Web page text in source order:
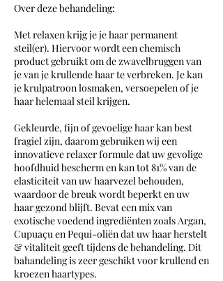
Over deze behandeling:
Met relaxen krijg je je haar permanent
steil(er). Hiervoor wordt een chemisch
product gebruikt om de zwavelbruggen van
je van je krullende haar te verbreken. Je kan
je krulpatroon losmaken, versoepelen of je
haar helemaal steil krijgen.
Gekleurde, fijn of gevoelige haar kan best
fragiel zijn, daarom gebruiken wij een
innovatieve relaxer formule dat uw gevolige
hoofdhuid bescherm en kan tot 81% van de
elasticiteit van uw haarvezel behouden,
waardoor de breuk wordt beperkt en uw
haar gezond blijft. Bevat een mix van
exotische voedend ingrediënten zoals Argan,
Cupuaçu en Pequi-oliën dat uw haar herstelt
& vitaliteit geeft tijdens de behandeling. Dit
bahandeling is zeer geschikt voor krullend en
kroezen haartypes.